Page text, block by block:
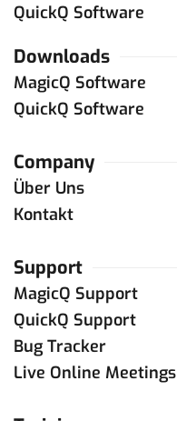
QuickQ Software
Downloads
MagicQ Software
QuickQ Software
Company
Über Uns
Kontakt
Support
MagicQ Support
QuickQ Support
Bug Tracker
Live Online Meetings